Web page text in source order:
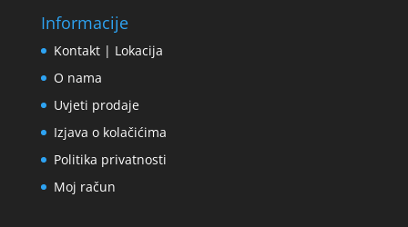
Informacije
Kontakt | Lokacija
O nama
Uvjeti prodaje
Izjava o kolačićima
Politika privatnosti
Moj račun